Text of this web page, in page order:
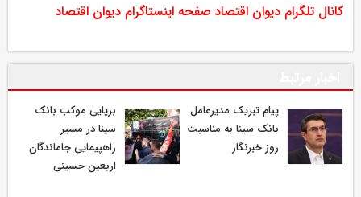
کانال تلگرام دیوان اقتصاد صفحه اینستاگرام دیوان اقتصاد
پیام تبریک مدیرعامل
بانک سینا به مناسبت
روز خبرنگار
برپایی موکب بانک
سینا در مسیر
راهپیمایی جاماندگان
اربعین حسینی